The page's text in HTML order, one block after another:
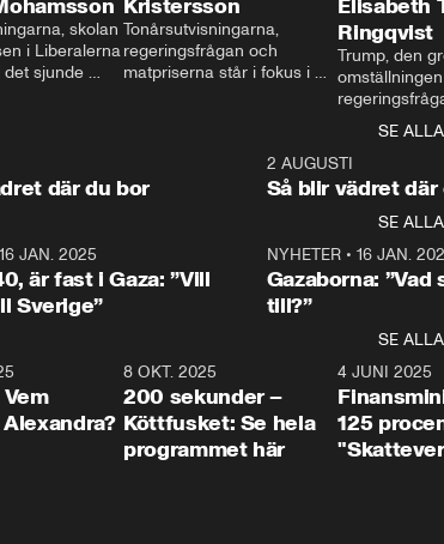
skolan
i Liberalerna
det sjunde
My
till svars.
Kristersson
Tonårsutvisningarna,
regeringsfrågan och
matpriserna står i fokus i
Rohwedder ställer
statsminister Ulf Kristersson
Elisabeth
Ringqvist
Trump, den
centrum i
avsnittet av
Makten”. Se
Aftonbladets
Rohwedder
Thand Ring
SE ALLA
där du bor
2 AUGUSTI
Så blir vädret där
SE ALLA
16 JAN. 2025
är fast i Gaza: ”Vill
Sverige”
NYHETER• 16 JAN.
Gazaborna:
till?”
SE ALLA
31:05 4:29
8 OKT. 2025
200 sekunder –
Köttfusket: Se hela
programmet här
4 JUNI 2025
125